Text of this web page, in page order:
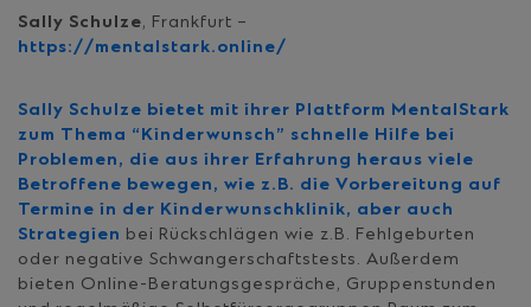
Sally Schulze, Frankfurt –
https://mentalstark.online/
Sally Schulze bietet mit ihrer Plattform MentalStark
zum Thema “Kinderwunsch” schnelle Hilfe bei
Problemen, die aus ihrer Erfahrung heraus viele
Betroffene bewegen, wie z.B. die Vorbereitung auf
Termine in der Kinderwunschklinik, aber auch
Strategien bei Rückschlägen wie z.B. Fehlgeburten
oder negative Schwangerschaftstests. Außerdem
bieten Online-Beratungsgespräche, Gruppenstunden